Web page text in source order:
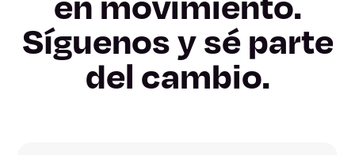
Lleida
Tarragona
Síguenos y sé parte
del cambio.